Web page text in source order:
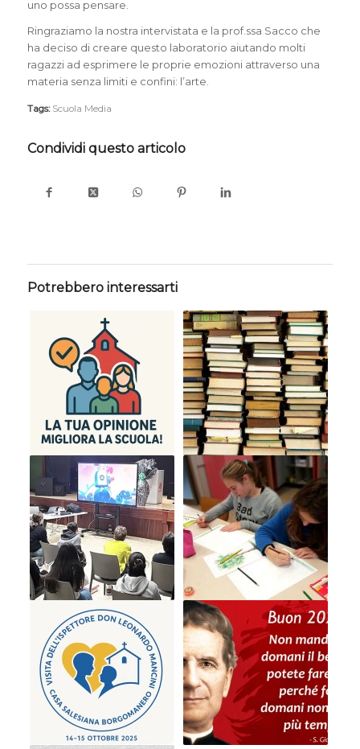
uno possa pensare.
Ringraziamo la nostra intervistata e la prof.ssa Sacco che
ha deciso di creare questo laboratorio aiutando molti
ragazzi ad esprimere le proprie emozioni attraverso una
materia senza limiti e confini: l’arte.
Tags: Scuola Media
Condividi questo articolo
Potrebbero interessarti